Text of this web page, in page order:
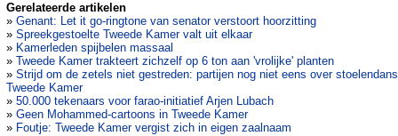
Gerelateerde artikelen
» Genant: Let it go-ringtone van senator verstoort hoorzitting
» Spreekgestoelte Tweede Kamer valt uit elkaar
» Kamerleden spijbelen massaal
» Tweede Kamer trakteert zichzelf op 6 ton aan 'vrolijke' planten
» Strijd om de zetels niet gestreden: partijen nog niet eens over stoelendans
Tweede Kamer
» 50.000 tekenaars voor farao-initiatief Arjen Lubach
» Geen Mohammed-cartoons in Tweede Kamer
» Foutje: Tweede Kamer vergist zich in eigen zaalnaam